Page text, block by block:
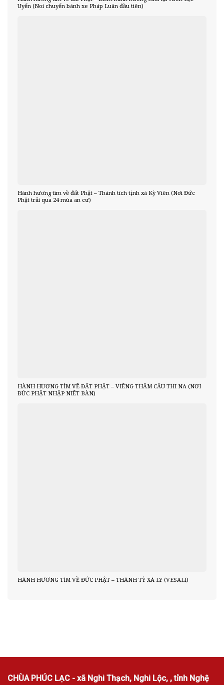
Uyển (Noi chuyển bánh xe Pháp Luân đầu tiên)
Hành hương tìm về đất Phật – Thánh tích tịnh xá Kỳ Viên (Nơi Đức
Phật trải qua 24 mùa an cư)
HÀNH HƯƠNG TÌM VỀ ĐẤT PHẬT – VIẾNG THĂM CÂU THI NA (NƠI
ĐỨC PHẬT NHẬP NIẾT BÀN)
HÀNH HƯƠNG TÌM VỀ ĐỨC PHẬT – THÀNH TỲ XÁ LY (VESALI)
CHÙA PHÚC LẠC - xã Nghi Thạch, Nghi Lộc, , tỉnh Nghệ